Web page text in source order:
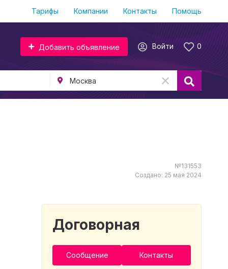
Тарифы Компании Контакты Помощь
0
Войти
Добавить объявление
№131553
Создано: 25 мая 2024
Договорная
Сообщение Контакты